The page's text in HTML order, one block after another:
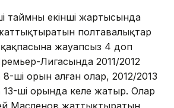
таймның екінші жартысында
полтавалықтар
қақпасына жауапсыз 4 доп
Лигасында 2011/2012
ші орын алған олар, 2012/2013
ші орында келе жатыр. Олар
Масленов жаттықтыратын